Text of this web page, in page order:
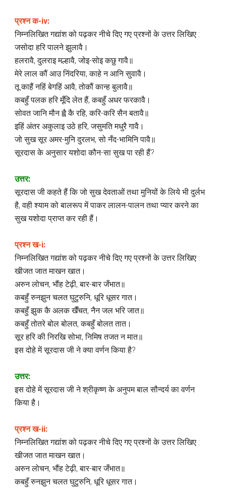
प्रश्न क-iv:
निम्नलिखित गद्यांश को पढ़कर नीचे दिए गए प्रश्नों के उत्तर लिखिए :
जसोदा हरि पालने झुलावै।
हलरावै, दुलराइ मल्हावै, जोइ-सोइ कछु गावै॥
मेरे लाल कौं आउ निंदरिया, काहे न आनि सुवावै।
तू काहैं नहिं बेगहिं आवै, तोकौं कान्ह बुलावै॥
कबहुँ पलक हरि मूँदि लेत हैं, कबहुँ अधर फरकावै।
सोवत जानि मौन ह्वै कै रहि, करि-करि सैन बतावै॥
इहिं अंतर अकुलाइ उठे हरि, जसुमति मधुरै गावै।
जो सुख सूर अमर-मुनि दुरलभ, सो नँद-भामिनि पावै॥
सूरदास के अनुसार यशोदा कौन-सा सुख पा रही हैं?
उत्तर:
सूरदास जी कहते हैं कि जो सुख देवताओं तथा मुनियों के लिये भी दुर्लभ
है, वही श्याम को बालरूप में पाकर लालन-पालन तथा प्यार करने का
सुख यशोदा प्राप्त कर रही हैं।
प्रश्न ख-i:
निम्नलिखित गद्यांश को पढ़कर नीचे दिए गए प्रश्नों के उत्तर लिखिए :
खीजत जात माखन खात।
अरुन लोचन, भौंह टेढ़ी, बार-बार जँभात॥
कबहुँ रुनझुन चलत घुटुरुनि, धूरि धूसर गात।
कबहुँ झुक कै अलक खैँचत, नैन जल भरि जात॥
कबहुँ तोतरे बोल बोलत, कबहुँ बोलत तात।
सूर हरि की निरखि सोभा, निमिष तजत न मात॥
इस दोहे में सूरदास जी ने क्या वर्णन किया है?
उत्तर:
इस दोहे में सूरदास जी ने श्रीकृष्ण के अनुपम बाल सौन्दर्य का वर्णन
किया है।
प्रश्न ख-ii:
निम्नलिखित गद्यांश को पढ़कर नीचे दिए गए प्रश्नों के उत्तर लिखिए :
खीजत जात माखन खात।
अरुन लोचन, भौंह टेढ़ी, बार-बार जँभात॥
कबहुँ रुनझुन चलत घुटुरुनि, धूरि धूसर गात।